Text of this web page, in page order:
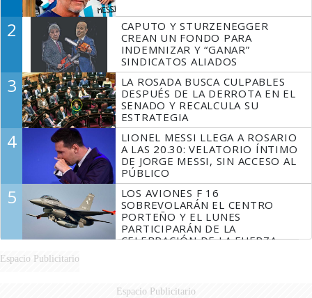
2
CAPUTO Y STURZENEGGER
CREAN UN FONDO PARA
INDEMNIZAR Y “GANAR”
SINDICATOS ALIADOS
3
LA ROSADA BUSCA CULPABLES
DESPUÉS DE LA DERROTA EN EL
SENADO Y RECALCULA SU
ESTRATEGIA
4
LIONEL MESSI LLEGA A ROSARIO
A LAS 20.30: VELATORIO ÍNTIMO
DE JORGE MESSI, SIN ACCESO AL
PÚBLICO
5
LOS AVIONES F 16
SOBREVOLARÁN EL CENTRO
PORTEÑO Y EL LUNES
PARTICIPARÁN DE LA
CELEBRACIÓN DE LA FUERZA
Espacio Publicitario
Espacio Publicitario